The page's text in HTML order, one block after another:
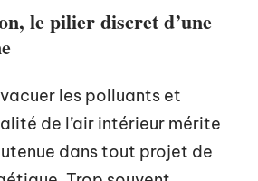
le pilier discret d’une
les polluants et
de l’air intérieur mérite
dans tout projet de